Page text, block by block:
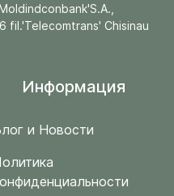
fil.'Telecomtrans' Chisinau
Информация
и Новости